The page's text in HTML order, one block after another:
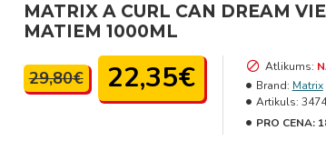
MATRIX A CURL CAN DREAM
MATIEM 1000ML
29,80€ 22,35€ Atlikums:
Brand: Matrix
Artikuls:
PRO CENA: